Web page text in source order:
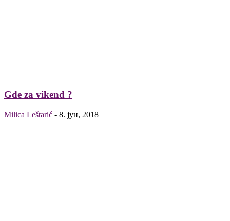
Gde za vikend ?
Milica Leštarić - 8. јун, 2018